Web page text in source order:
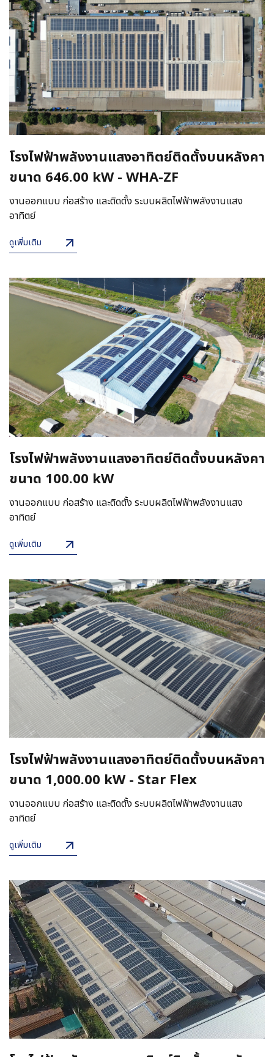
โรงไฟฟ้าพลังงานแสงอาทิตย์ติดตั้งบนหลังคา
ขนาด 646.00 kW - WHA-ZF
งานออกแบบ ก่อสร้าง และติดตั้ง ระบบผลิตไฟฟ้าพลังงานแสง
อาทิตย์
ดูเพิ่มเติม
โรงไฟฟ้าพลังงานแสงอาทิตย์ติดตั้งบนหลังคา
ขนาด 100.00 kW
งานออกแบบ ก่อสร้าง และติดตั้ง ระบบผลิตไฟฟ้าพลังงานแสง
อาทิตย์
ดูเพิ่มเติม
โรงไฟฟ้าพลังงานแสงอาทิตย์ติดตั้งบนหลังคา
ขนาด 1,000.00 kW - Star Flex
งานออกแบบ ก่อสร้าง และติดตั้ง ระบบผลิตไฟฟ้าพลังงานแสง
อาทิตย์
ดูเพิ่มเติม